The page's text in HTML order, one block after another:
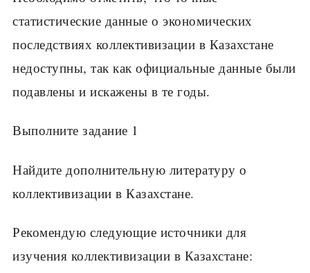
статистические данные о экономических
последствиях коллективизации в Казахстане
недоступны, так как официальные данные были
подавлены и искажены в те годы.
Выполните задание 1
Найдите дополнительную литературу о
коллективизации в Казахстане.
Рекомендую следующие источники для
изучения коллективизации в Казахстане: